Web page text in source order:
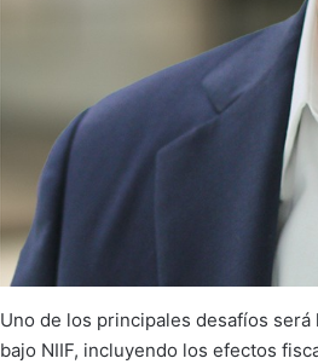
Uno de los principales desafíos será
bajo NIIF, incluyendo los efectos